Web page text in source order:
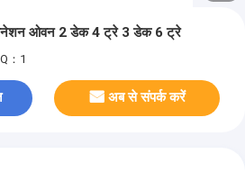
ओवन 2 डेक 4 ट्रे 3 डेक 6 ट्रे
：1
अब से संपर्क करें